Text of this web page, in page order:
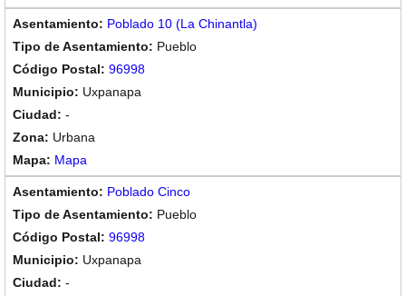
Poblado 10 (La Chinantla)
Pueblo
96998
Uxpanapa
-
Urbana
Mapa
Poblado Cinco
Pueblo
96998
Uxpanapa
-